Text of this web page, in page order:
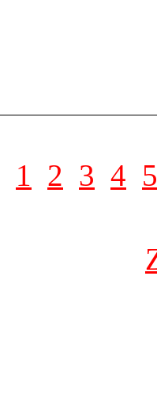
1 2 3 4 5